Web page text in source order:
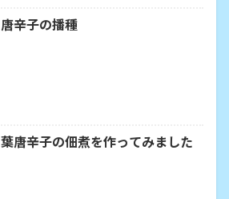
唐辛子の播種
葉唐辛子の佃煮を作ってみました